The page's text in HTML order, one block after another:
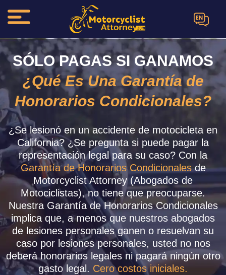
EN
SÓLO PAGAS SI GANAMOS
¿Qué Es Una Garantía de
Honorarios Condicionales?
¿Se lesionó en un accidente de motocicleta en
California? ¿Se pregunta si puede pagar la
representación legal para su caso? Con la
Garantía de Honorarios Condicionalesde
Motorcyclist Attorney (Abogados de
Motociclistas), no tiene que preocuparse.
Nuestra Garantía de Honorarios Condicionales
implica que, a menos que nuestros abogados
de lesiones personales ganen o resuelvan su
caso por lesiones personales, usted no nos
deberá honorarios legales ni pagará ningún otro
gasto legal. Cero costos iniciales.